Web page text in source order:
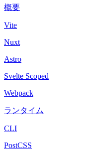
概要
Vite
Nuxt
Astro
Svelte Scoped
Webpack
ランタイム
CLI
PostCSS